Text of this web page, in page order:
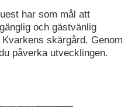
har som mål att
och gästvänlig
skärgård. Genom
påverka utvecklingen.